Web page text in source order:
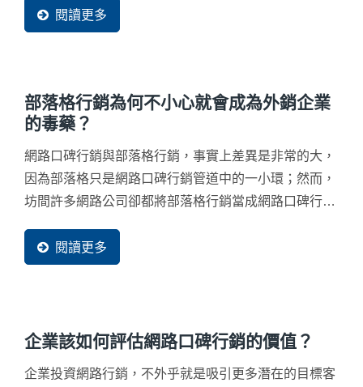
閱讀更多
部落格行銷為何不小心就會成為外銷企業
的毒藥？
網路口碑行銷與部落格行銷，事實上差異是非常的大，
因為部落格只是網路口碑行銷管道中的一小環；然而，
坊間許多網路公司卻都將部落格行銷當成網路口碑行
落格行銷成為了企業的毒藥。目前國內行銷市場其實非
常熱絡，最重要的是找出需求、選擇出最適合的行銷方
閱讀更多
企業該如何評估網路口碑行銷的價值？
企業投資網路行銷，不外乎就是吸引更多潛在的目標客